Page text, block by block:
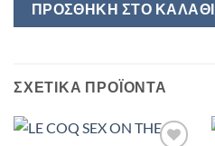
ΠΡΟΣΘΉΚΗ ΣΤΟ ΚΑΛΆΘΙ
ΣΧΕΤΙΚΆ ΠΡΟΪΌΝΤΑ